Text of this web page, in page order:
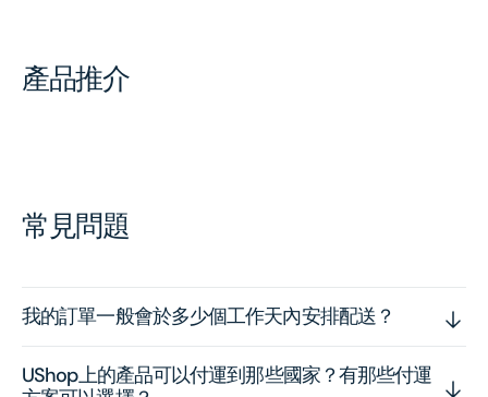
產品推介
常見問題
我的訂單一般會於多少個工作天內安排配送？
UShop上的產品可以付運到那些國家？有那些付運